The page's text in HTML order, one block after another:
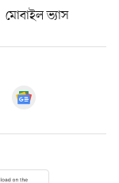
মোবাইল ভ্যাস